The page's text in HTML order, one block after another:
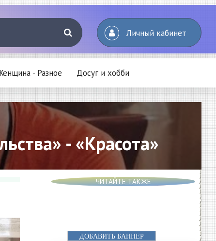
Личный кабинет
- Разное Досуг и хобби
- «Красота»
ЧИТАЙТЕ ТАКЖЕ
ДОБАВИТЬ БАННЕР